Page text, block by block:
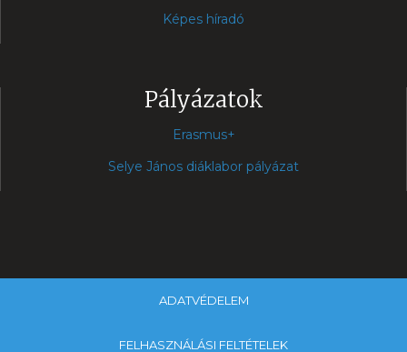
Képes híradó
Pályázatok
Erasmus+
Selye János diáklabor pályázat
ADATVÉDELEM
FELHASZNÁLÁSI FELTÉTELEK